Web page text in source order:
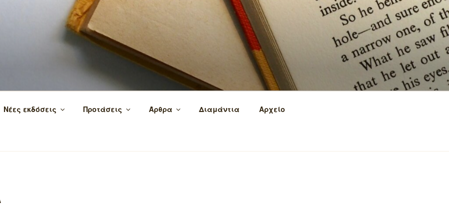
τα βιβλία και τη γνώση!
Νέες εκδόσεις Προτάσεις Άρθρα Διαμάντια Αρχείο